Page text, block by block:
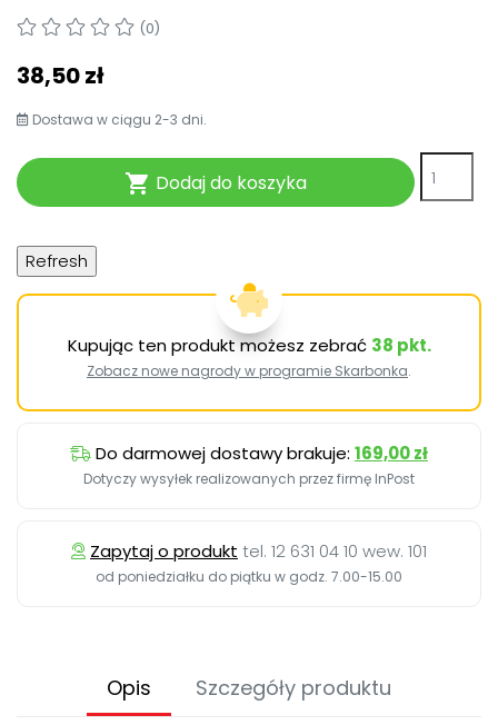
Pomoc (0)
38,50 zł
Dostawa w ciągu 2-3 dni.
 Dodaj do koszyka
Kupując ten produkt możesz zebrać 38 pkt.
Zobacz nowe nagrody w programie Skarbonka.
Do darmowej dostawy brakuje: 169,00 zł
Dotyczy wysyłek realizowanych przez firmę InPost
Zapytaj o produkt tel. 12 631 04 10 wew. 101
od poniedziałku do piątku w godz. 7.00-15.00
Opis Szczegóły produktu